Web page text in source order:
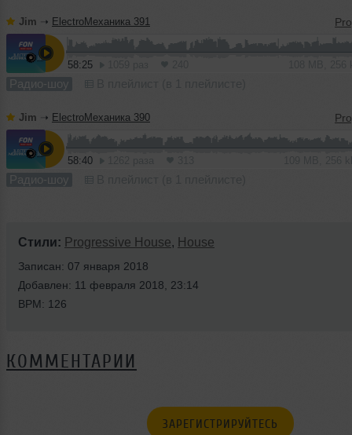
Jim ➝ ElectroМеханика 391
58:25
Радио-шоу
Jim ➝ ElectroМеханика 390
58:40
Радио-шоу
Стили: Progressive House, House
Записан: 07 января 2018
Добавлен: 11 февраля 2018, 23:14
BPM: 126
КОММЕНТАРИИ
ЗАРЕГИСТРИРУЙТЕСЬ